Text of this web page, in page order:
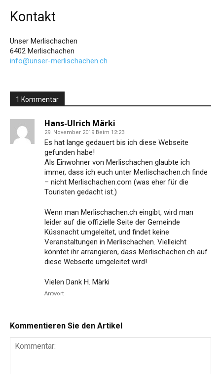
Kontakt
Unser Merlischachen
6402 Merlischachen
info@unser-merlischachen.ch
1 Kommentar
Hans-Ulrich Märki
29. November 2019 Beim 12:23
Es hat lange gedauert bis ich diese Webseite
gefunden habe!
Als Einwohner von Merlischachen glaubte ich
immer, dass ich euch unter Merlischachen.ch finde
– nicht Merlischachen.com (was eher für die
Touristen gedacht ist.)
Wenn man Merlischachen.ch eingibt, wird man
leider auf die offizielle Seite der Gemeinde
Küssnacht umgeleitet, und findet keine
Veranstaltungen in Merlischachen. Vielleicht
könntet ihr arrangieren, dass Merlischachen.ch auf
diese Webseite umgeleitet wird!
Vielen Dank H. Märki
Antwort
Kommentieren Sie den Artikel